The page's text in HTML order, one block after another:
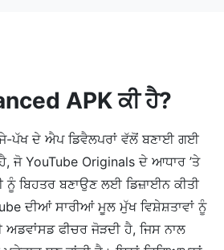
APK ਕੀ ਹੈ?
ਪੱਖ ਦੇ ਐਪ ਡਿਵੈਲਪਰਾਂ ਵੱਲੋਂ ਬਣਾਈ ਗਈ
ਜੋ YouTube Originals ਦੇ ਆਧਾਰ ’ਤੇ
ਨੂੰ ਬਿਹਤਰ ਬਣਾਉਣ ਲਈ ਡਿਜ਼ਾਈਨ ਕੀਤੀ
ਦੀਆਂ ਸਾਰੀਆਂ ਮੂਲ ਮੁੱਖ ਵਿਸ਼ੇਸ਼ਤਾਵਾਂ ਨੂੰ
ਫੀਚਰ ਜੋੜਦੀ ਹੈ, ਜਿਸ ਨਾਲ